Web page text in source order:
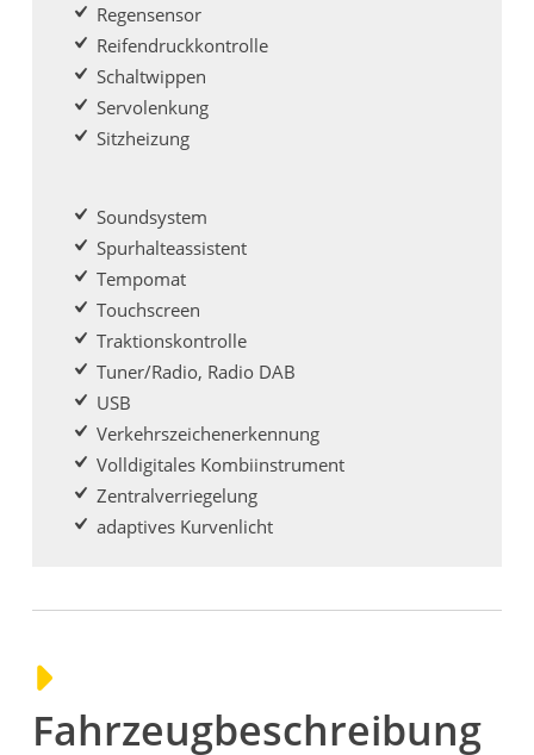
Regensensor
Reifendruckkontrolle
Schaltwippen
Servolenkung
Sitzheizung
Soundsystem
Spurhalteassistent
Tempomat
Touchscreen
Traktionskontrolle
Tuner/Radio, Radio DAB
USB
Verkehrszeichenerkennung
Volldigitales Kombiinstrument
Zentralverriegelung
adaptives Kurvenlicht
Fahrzeugbeschreibung